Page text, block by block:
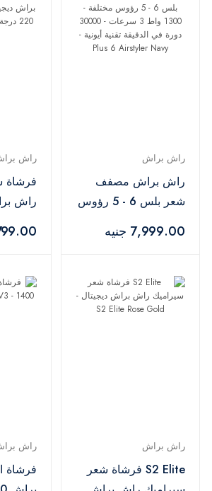
راش براش
راش براش مصفف
شعر بلس 6 - 5 رؤوس
- Plus 6 Airstyler
Navy
7,999.00 جنيه
راش
فرشاة
2,799.00
راش براش
S2 Elite فرشاة شعر
راش
فرشاة